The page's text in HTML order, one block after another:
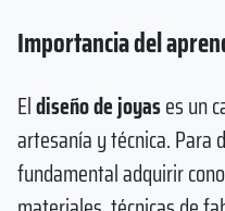
Importancia del
Eldiseño de joyases un
artesanía y técnica. Para
fundamental adquirir